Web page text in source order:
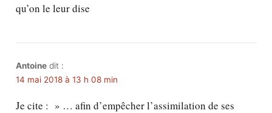
qu’on le leur dise
Antoine dit :
14 mai 2018 à 13 h 08 min
Je cite : » … afin d’empêcher l’assimilation de ses